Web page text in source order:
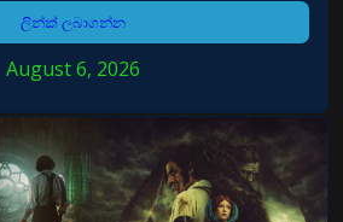
ලින්ක් ලබාගන්න
August 6, 2026